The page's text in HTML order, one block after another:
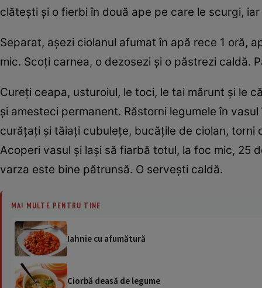
clăteşti şi o fierbi în două ape pe care le scurgi,
Separat, aşezi ciolanul afumat în apă rece 1 oră,
mic. Scoţi carnea, o dezosezi şi o păstrezi caldă.
Cureţi ceapa, usturoiul, le toci, le tai mărunt şi le
şi amesteci permanent. Răstorni legumele în
curăţaţi şi tăiaţi cubuleţe, bucăţile de ciolan, torni
Acoperi vasul şi laşi să fiarbă totul, la foc mic, 25
varza este bine pătrunsă. O serveşti caldă.
MAI MULTE PENTRU TINE
Iahnie cu afumătură
Ciorbă deasă de legume